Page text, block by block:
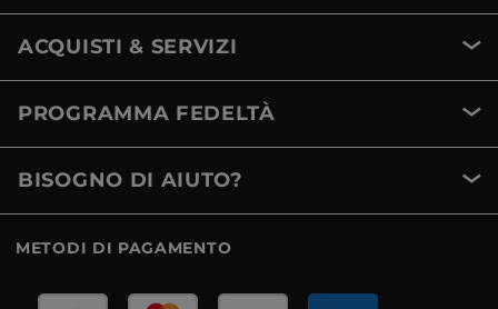
ACQUISTI & SERVIZI
PROGRAMMA FEDELTÀ
BISOGNO DI AIUTO?
METODI DI PAGAMENTO